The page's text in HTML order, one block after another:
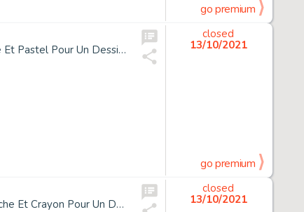
go premium
*Enki Bilal Né En 1951 Un Siècle D'amour Encre de Chine, Acrylique Et Pastel Pour Un Dessin de Cet Album Publié En 2009 Aux É...
closed
13/10/2021
go premium
*Enki Bilal Né En 1951 11H53, Heure Locale Encre de Chine, Gouache Et Crayon Pour Un Dessin Réalisé En 1990 Pour Le Concept Â«...
closed
13/10/2021